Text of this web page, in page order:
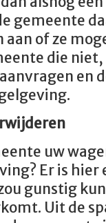
gemeente
aan of ze
die
en
uw
Er is
gunstig
Uit de